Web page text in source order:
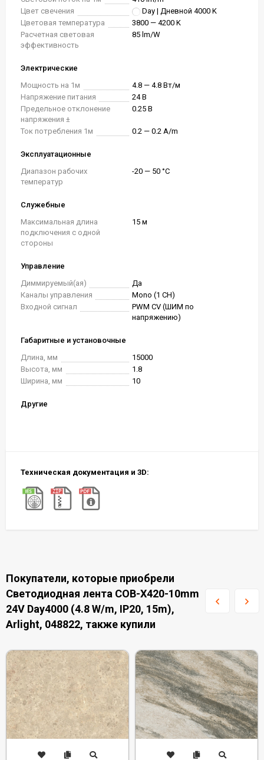
Цвет свечения
Day | Дневной 4000 K
Цветовая температура
3800 — 4200 K
Расчетная световая
эффективность
85 lm/W
Электрические
Мощность на 1м
4.8 — 4.8 Вт/м
Напряжение питания
24 В
Предельное отклонение
напряжения ±
0.25 В
Ток потребления 1м 0.2 — 0.2 A/m
Эксплуатационные
Диапазон рабочих
температур
-20 — 50 °C
Служебные
Максимальная длина
подключения с одной
стороны
15 м
Управление
Диммируемый(ая)
Да
Каналы управления
Mono (1 CH)
Входной сигнал
PWM СV (ШИМ по
напряжению)
Габаритные и установочные
Длина, мм
15000
Высота, мм
1.8
Ширина, мм
10
Другие
Техническая документация и 3D:
Покупатели, которые приобрели
Светодиодная лента COB-X420-10mm
24V Day4000 (4.8 W/m, IP20, 15m),
Arlight, 048822, также купили